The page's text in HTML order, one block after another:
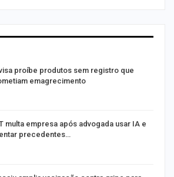
proíbe produtos sem registro que
emagrecimento
multa empresa após advogada usar IA e
precedentes…